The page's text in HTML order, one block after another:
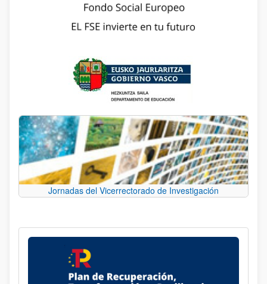
Jornadas del Vicerrectorado de Investigación